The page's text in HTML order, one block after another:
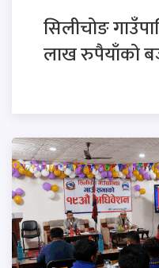
सिलीचोङ
लाख रुपैयाँको